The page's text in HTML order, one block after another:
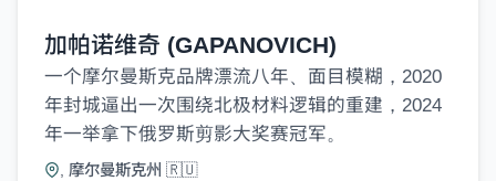
加帕诺维奇 (GAPANOVICH)
一个摩尔曼斯克品牌漂流八年、面目模糊，2020
年封城逼出一次围绕北极材料逻辑的重建，2024
年一举拿下俄罗斯剪影大奖赛冠军。
, 摩尔曼斯克州 🇷🇺